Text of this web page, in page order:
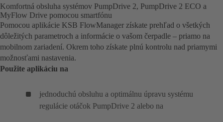
Komfortná obsluha systémov PumpDrive 2, PumpDrive 2 ECO a
MyFlow Drive pomocou smartfónu
Pomocou aplikácie KSB FlowManager získate prehľad o všetkých
dôležitých parametroch a informácie o vašom čerpadle – priamo na
mobilnom zariadení. Okrem toho získate plnú kontrolu nad priamymi
možnosťami nastavenia.
Použite aplikáciu na
jednoduchú obsluhu a optimálnu úpravu systému
regulácie otáčok PumpDrive 2 alebo na